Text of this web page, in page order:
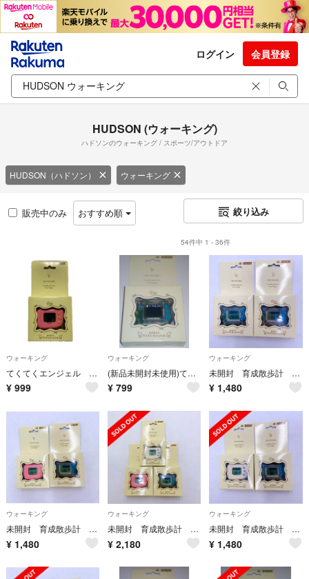
ログイン 会員登録
HUDSON (ウォーキング)
ハドソンのウォーキング / スポーツ/アウトドア
HUDSON（ハドソン） ウォーキング
販売中のみ おすすめ順 絞り込み
54件中 1 - 36件
ウォーキング
てくてくエンジェル ピンク
¥ 999
ウォーキング
(新品未開封未使用)てくてくエンジェル クリア ハドソン 万歩計
¥ 799
ウォーキング
未開封 育成散歩計 てくてくエンジェル クリア 2個【初期不良の保証付き！】
¥ 1,480
ウォーキング
未開封 育成散歩計 てくてくエンジェル クリア ピンク 【初期不良の保証付き！】
¥ 1,480
ウォーキング
未開封 育成散歩計 てくてくエンジェル 3個 セット【初期不良の保証付き！】
¥ 2,180
ウォーキング
未開封 育成散歩計 てくてくエンジェル クリア ホワイト【初期不良の保証付き！】
¥ 1,480